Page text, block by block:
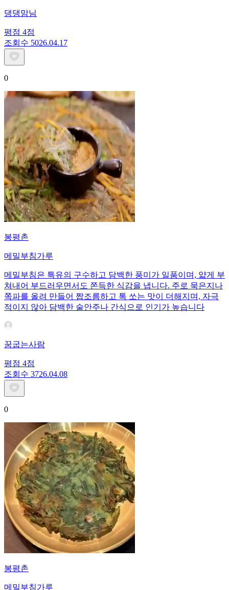
댕댕맘님
평점 4점
조회수 5026.04.17
0
봉평촌
메밀부침가루
메밀부침은 특유의 구수하고 담백한 풍미가 일품이며, 얇게 부
쳐내어 부드러우면서도 쫀득한 식감을 냅니다. 주로 묵은지나
쪽파를 올려 만들어 짭조름하고 톡 쏘는 맛이 더해지며, 자극
적이지 않아 담백한 술안주나 간식으로 인기가 높습니다
꿈굽는사람
평점 4점
조회수 3726.04.08
0
봉평촌
메밀부침가루